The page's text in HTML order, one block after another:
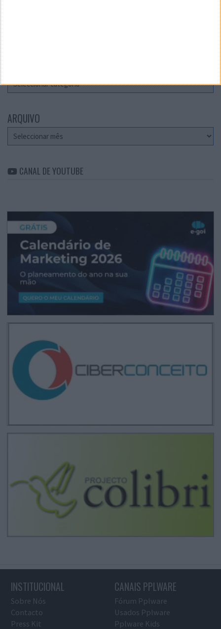
ARQUIVO
Arquivo
CANAL DE YOUTUBE
INSTITUCIONAL
Sobre Nós
Contacto
Press Kit
CANAIS PPLWARE
Fórum Pplware
Usados Pplware
Pplware Kids